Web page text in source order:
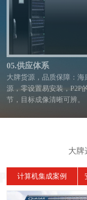
05.供应体系
大牌货源，品质保障：
源，零设置易安装，P2P
节，目标成像清晰可辨。
大牌
计算机集成案例